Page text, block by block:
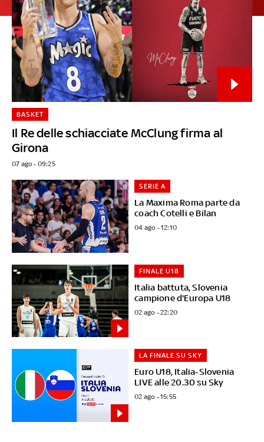
Il Re delle schiacciate McClung firma al
Girona
BASKET
07 ago - 09:25
La Maxima Roma parte da
coach Cotelli e Bilan
SERIE A
04 ago - 12:10
Italia battuta, Slovenia
campione d'Europa U18
FINALE U18
02 ago - 22:20
Euro U18, Italia-Slovenia
LIVE alle 20.30 su Sky
LA FINALE SU SKY
02 ago - 15:55